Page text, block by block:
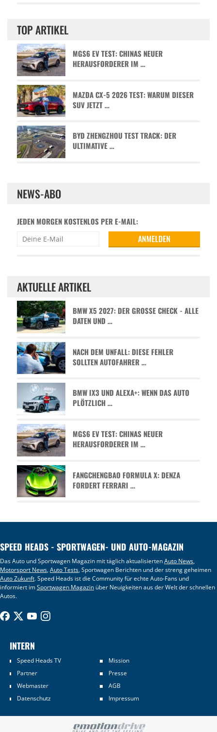
TOP ARTIKEL
MGS6 EV TEST: CHINAS NEUER
HERAUSFORDERER IM …
MAZDA CX-5 2026 TEST: WARUM DIESER
SUV JETZT …
BYD ZHENGZHOU TEST TRACK: DER
ULTIMATIVE …
NEWS-ABO
JEDEN MORGEN KOSTENLOS PER E-MAIL:
AKTUELLE ARTIKEL
BMW X5 2027: DER GROSSE CHECK - ALLE D
ATEN UND …
NACH DEM UNFALL: DIESE FEHLER
SOLLTEN AUTOFAHRER …
BMW IX3 UND ALEXA+: WENN DAS AUTO
PLÖTZLICH …
MGS6 EV TEST: CHINAS NEUER
HERAUSFORDERER IM …
FANGCHENGBAO FORMULA X: DENZA
FORDERT FERRARI …
SPEED HEADS - SPORTWAGEN- UND AUTO-MAGAZIN
Das Auto und Sportwagen Magazin mit täglich aktualisiertenAuto News,
Motorsport News,Auto Tests, Sportwagen Berichten und der streng geheimen
Auto Zukunft. Speed Heads ist die Community für echte Auto-Fans und
informiert imSportwagen Magazin über Neuigkeiten aus der Welt der schnellen
Autos.
INTERN
Speed Heads TV
Mission
Partner
Presse
Webmaster
AGB
Datenschutz
Impressum